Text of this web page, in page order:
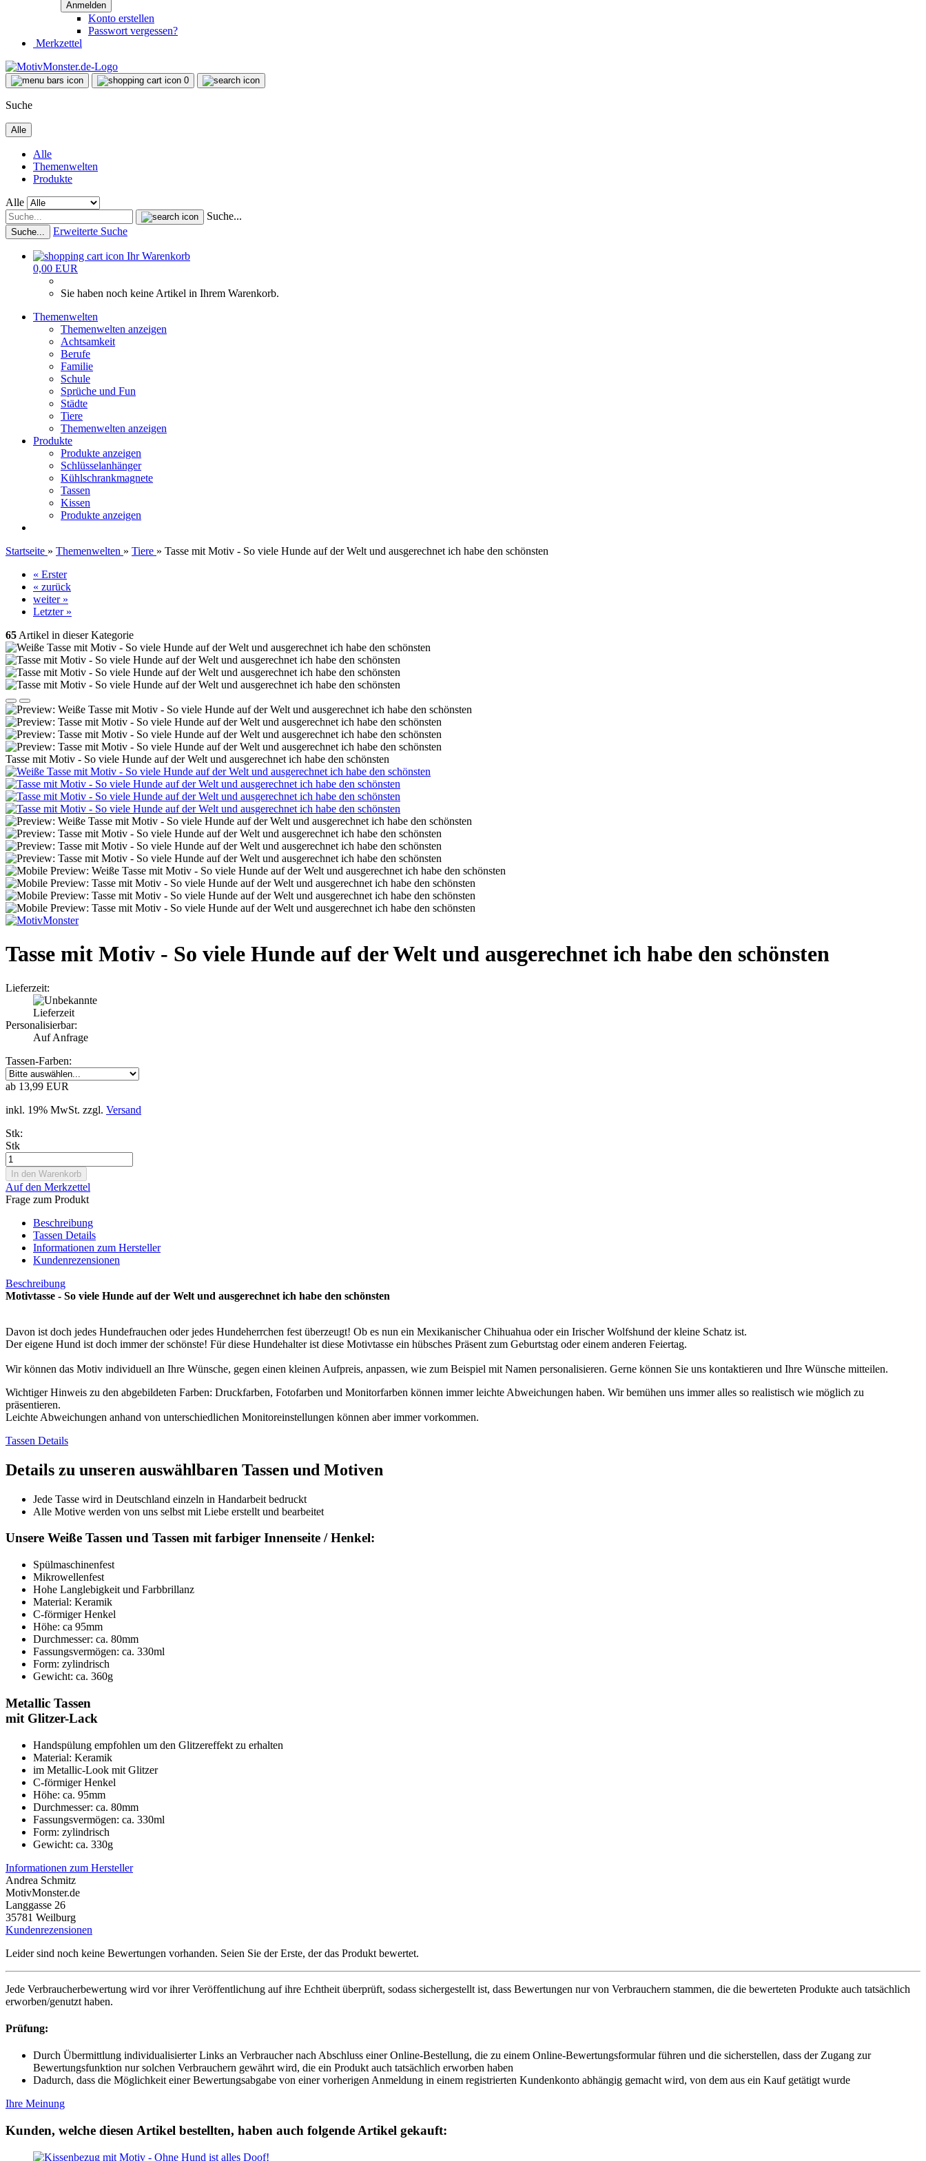
Konto erstellen
Passwort vergessen?
Merkzettel
0
Suche
Alle
Alle
Themenwelten
Produkte
Alle
Suche...
Suche... Erweiterte Suche
Ihr Warenkorb
0,00 EUR
Sie haben noch keine Artikel in Ihrem Warenkorb.
Themenwelten
Themenwelten anzeigen
Achtsamkeit
Berufe
Familie
Schule
Sprüche und Fun
Städte
Tiere
Themenwelten anzeigen
Produkte
Produkte anzeigen
Schlüsselanhänger
Kühlschrankmagnete
Tassen
Kissen
Produkte anzeigen
Startseite » Themenwelten » Tiere » Tasse mit Motiv - So viele Hunde auf der Welt und ausgerechnet ich habe den schönsten
« Erster
« zurück
weiter »
Letzter »
65 Artikel in dieser Kategorie
Tasse mit Motiv - So viele Hunde auf der Welt und ausgerechnet ich habe den schönsten
Tasse mit Motiv - So viele Hunde auf der Welt und ausgerechnet ich habe den schönsten
Lieferzeit:
Personalisierbar:
Auf Anfrage
Tassen-Farben:
ab 13,99 EUR
inkl. 19% MwSt. zzgl. Versand
Stk:
Stk
Auf den Merkzettel
Frage zum Produkt
Beschreibung
Tassen Details
Informationen zum Hersteller
Kundenrezensionen
Beschreibung
Motivtasse - So viele Hunde auf der Welt und ausgerechnet ich habe den schönsten
Davon ist doch jedes Hundefrauchen oder jedes Hundeherrchen fest überzeugt! Ob es nun ein Mexikanischer Chihuahua oder ein Irischer Wolfshund der kleine Schatz ist.
Der eigene Hund ist doch immer der schönste! Für diese Hundehalter ist diese Motivtasse ein hübsches Präsent zum Geburtstag oder einem anderen Feiertag.
Wir können das Motiv individuell an Ihre Wünsche, gegen einen kleinen Aufpreis, anpassen, wie zum Beispiel mit Namen personalisieren. Gerne können Sie uns kontaktieren und Ihre Wünsche mitteilen.
Wichtiger Hinweis zu den abgebildeten Farben: Druckfarben, Fotofarben und Monitorfarben können immer leichte Abweichungen haben. Wir bemühen uns immer alles so realistisch wie möglich zu
präsentieren.
Leichte Abweichungen anhand von unterschiedlichen Monitoreinstellungen können aber immer vorkommen.
Tassen Details
Details zu unseren auswählbaren Tassen und Motiven
Jede Tasse wird in Deutschland einzeln in Handarbeit bedruckt
Alle Motive werden von uns selbst mit Liebe erstellt und bearbeitet
Unsere Weiße Tassen und Tassen mit farbiger Innenseite / Henkel:
Spülmaschinenfest
Mikrowellenfest
Hohe Langlebigkeit und Farbbrillanz
Material: Keramik
C-förmiger Henkel
Höhe: ca 95mm
Durchmesser: ca. 80mm
Fassungsvermögen: ca. 330ml
Form: zylindrisch
Gewicht: ca. 360g
Metallic Tassen
mit Glitzer-Lack
Handspülung empfohlen um den Glitzereffekt zu erhalten
Material: Keramik
im Metallic-Look mit Glitzer
C-förmiger Henkel
Höhe: ca. 95mm
Durchmesser: ca. 80mm
Fassungsvermögen: ca. 330ml
Form: zylindrisch
Gewicht: ca. 330g
Informationen zum Hersteller
Andrea Schmitz
MotivMonster.de
Langgasse 26
35781 Weilburg
Kundenrezensionen
Leider sind noch keine Bewertungen vorhanden. Seien Sie der Erste, der das Produkt bewertet.
Jede Verbraucherbewertung wird vor ihrer Veröffentlichung auf ihre Echtheit überprüft, sodass sichergestellt ist, dass Bewertungen nur von Verbrauchern stammen, die die bewerteten Produkte auch tatsächlich
erworben/genutzt haben.
Prüfung:
Durch Übermittlung individualisierter Links an Verbraucher nach Abschluss einer Online-Bestellung, die zu einem Online-Bewertungsformular führen und die sicherstellen, dass der Zugang zur
Bewertungsfunktion nur solchen Verbrauchern gewährt wird, die ein Produkt auch tatsächlich erworben haben
Dadurch, dass die Möglichkeit einer Bewertungsabgabe von einer vorherigen Anmeldung in einem registrierten Kundenkonto abhängig gemacht wird, von dem aus ein Kauf getätigt wurde
Ihre Meinung
Kunden, welche diesen Artikel bestellten, haben auch folgende Artikel gekauft: